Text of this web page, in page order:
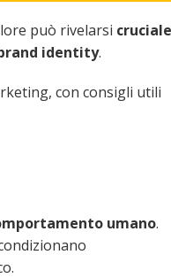
può rivelarsi cruciale
identity.
con consigli utili
umano.